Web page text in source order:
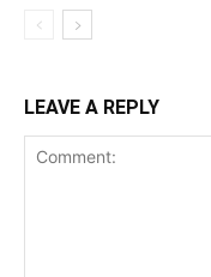
LEAVE A REPLY